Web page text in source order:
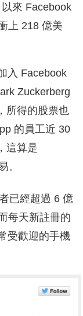
來 Facebook
上 218 億美
入 Facebook
Zuckerberg
所得的股票也
的員工近 30
這算是
。
已經超過 6 億
每天新註冊的
受歡迎的手機